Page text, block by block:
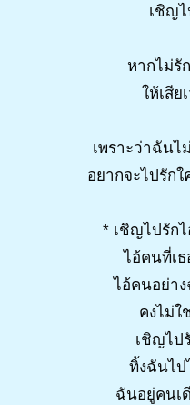
เชิญไ
หากไม่รั
ให้เสีย
เพราะว่าฉันไ
อยากจะไปรัก
* เชิญไปรัก
ไอ้คนที่เธ
ไอ้คนอย่า
คงไม่ใ
เชิญไป
ทิ้งฉันไป
ฉันอยู่คนเ